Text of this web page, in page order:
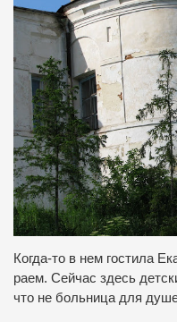
Когда-то в нем гостила
раем. Сейчас здесь
что не больница для